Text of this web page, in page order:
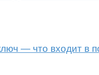
— что входит в